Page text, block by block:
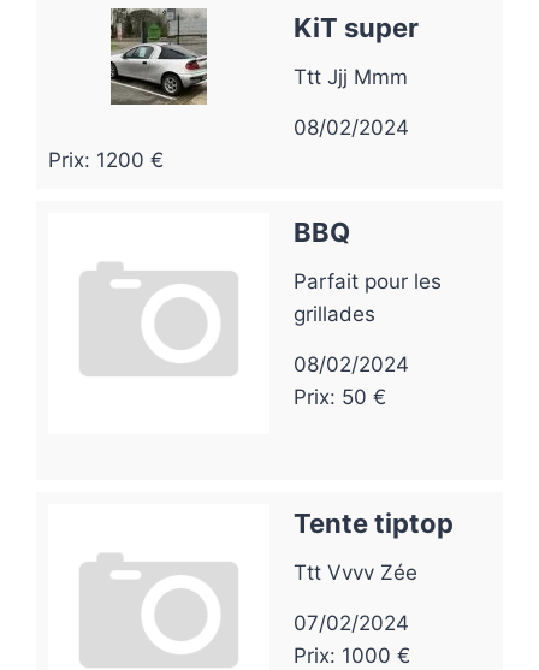
KiT super
Ttt Jjj Mmm
08/02/2024
Prix: 1200 €
BBQ
Parfait pour les
grillades
08/02/2024
Prix: 50 €
Tente tiptop
Ttt Vvvv Zée
07/02/2024
Prix: 1000 €